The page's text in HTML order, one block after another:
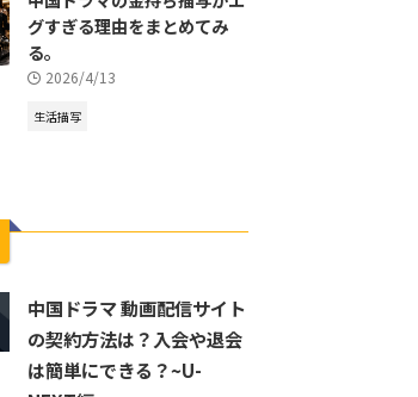
グすぎる理由をまとめてみ
る。
2026/4/13
生活描写
中国ドラマ 動画配信サイト
の契約方法は？入会や退会
は簡単にできる？~U-